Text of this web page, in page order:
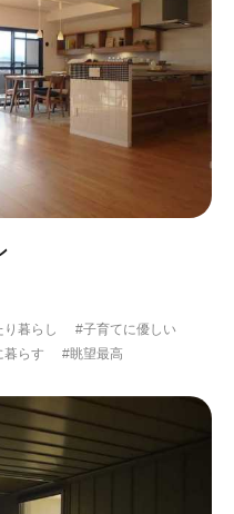
ブロック #土間あり
だわりキッチン
具 #あえて古材
#タイル
しい
#ペットと暮らす
#緑がいっぱい
り暮らし
#子育てに優しい
暮らす #眺望最高